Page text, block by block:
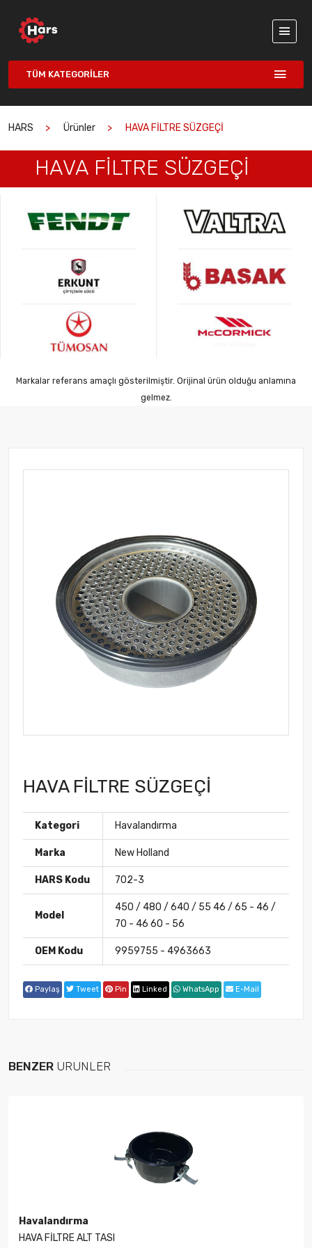
TÜM KATEGORILER
HARS Ürünler HAVA FİLTRE SÜZGEÇİ
HAVA FİLTRE SÜZGEÇİ
Markalar referans amaçlı gösterilmiştir. Orijinal ürün olduğu anlamına
gelmez.
HAVA FİLTRE SÜZGEÇİ
Kategori Havalandırma
Marka New Holland
HARS Kodu 702-3
Model
450 / 480 / 640 / 55 46 / 65 - 46 /
70 - 46 60 - 56
OEM Kodu 9959755 - 4963663
Paylaş Tweet Pin Linked WhatsApp E-Mail
BENZER ÜRÜNLER
Havalandırma
HAVA FİLTRE ALT TASI